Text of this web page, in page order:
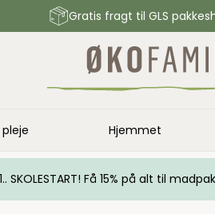
Gratis fragt til GLS
Hjemmet
SKOLESTART! Få 15% på alt til